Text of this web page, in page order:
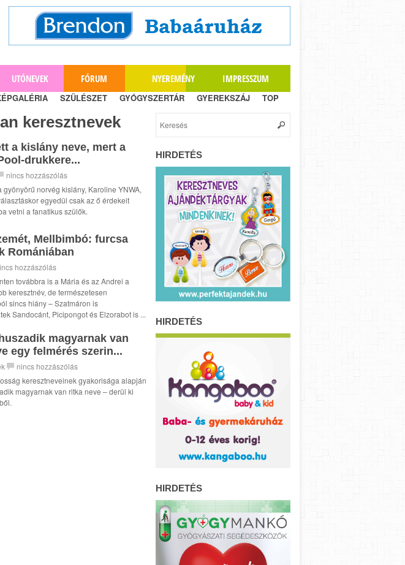
UTÓNEVEK FÓRUM NYEREMÉNY IMPRESSZUM
SZÜLÉSZET GYÓGYSZERTÁR GYEREKSZÁJ TOP
keresztnevek
a kislány neve, mert a
drukkere...
nincs hozzászólás
gyönyörű norvég kislány, Karoline YNWA,
egyedül csak az ő érdekeit
vetni a fanatikus szülők.
Mellbimbó: furcsa
Romániában
hozzászólás
továbbra is a Mária és az Andrei a
keresztnév, de természetesen
sincs hiány – Szatmáron is
Sandocánt, Picipongot és Elzorabot is ...
magyarnak van
egy felmérés szerin...
nincs hozzászólás
keresztneveinek gyakorisága alapján
magyarnak van ritka neve – derül ki
HIRDETÉS
HIRDETÉS
HIRDETÉS